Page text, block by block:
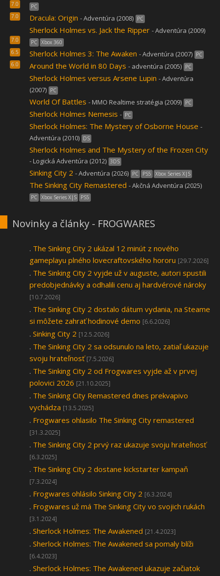
PC
7.0
Dracula: Origin - Adventúra (2008) PC
7.0
Sherlock Holmes vs. Jack the Ripper - Adventúra (2009)
PC Xbox 360
7.0
Sherlock Holmes 3: The Awaken - Adventúra (2007) PC
6.5
Around the World in 80 Days - adventúra (2005) PC
6.0
Sherlock Holmes versus Arsene Lupin - Adventúra
(2007) PC
World Of Battles - MMO Realtime stratégia (2009) PC
Sherlock Holmes Nemesis - PC
Sherlock Holmes: The Mystery of Osborne House -
Adventúra (2010) DS
Sherlock Holmes and The Mystery of the Frozen City
- Logická Adventúra (2012) 3DS
Sinking City 2 - Adventúra (2026) PC PS5 Xbox Series X|S
The Sinking City Remastered - Akčná Adventúra (2025)
PC Xbox Series X|S PS5
Novinky a články - FROGWARES
. The Sinking City 2 ukázal 12 minút z nového
gameplayu plného lovecraftovského hororu [29.7.2026]
. The Sinking City 2 vyjde už v auguste, autori spustili
predobjednávky a odhalili cenu aj hardvérové nároky
[10.7.2026]
. The Sinking City 2 dostalo dátum vydania, na Steame
si môžete zahrať hodinové demo [6.6.2026]
. Sinking City 2 [12.5.2026]
. The Sinking City 2 sa odsunulo na leto, zatiaľ ukazuje
svoju hrateľnosť [7.5.2026]
. The Sinking City 2 od Frogwares vyjde až v prvej
polovici 2026 [21.10.2025]
. The Sinking City Remastered dnes prekvapivo
vychádza [13.5.2025]
. Frogwares ohlasilo The Sinking City remastered
[31.3.2025]
. The Sinking City 2 prvý raz ukazuje svoju hrateľnosť
[6.3.2025]
. The Sinking City 2 dostane kickstarter kampaň
[7.3.2024]
. Frogwares ohlásilo Sinking City 2 [6.3.2024]
. Frogwares už má The Sinking City vo svojich rukách
[3.1.2024]
. Sherlock Holmes: The Awakened [21.4.2023]
. Sherlock Holmes: The Awakened sa pomaly blíži
[6.4.2023]
. Sherlock Holmes: The Awakened ukazuje začiatok